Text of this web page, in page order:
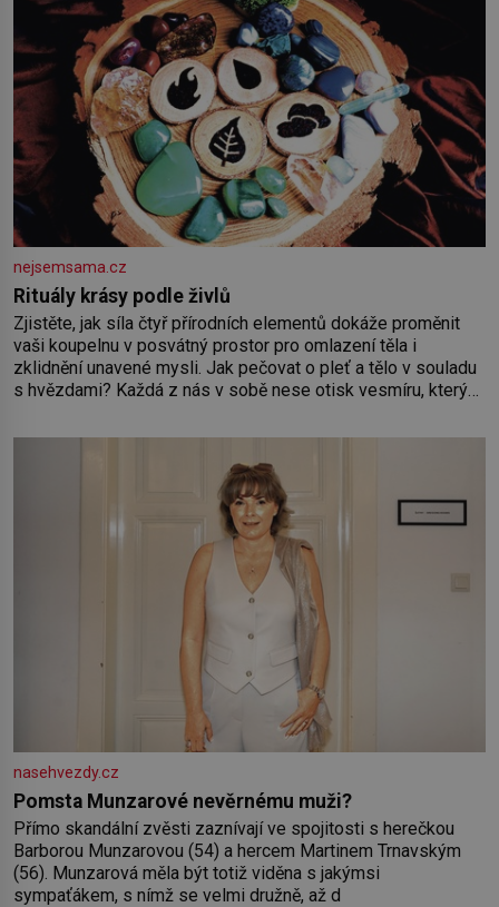
nejsemsama.cz
Rituály krásy podle živlů
Zjistěte, jak síla čtyř přírodních elementů dokáže proměnit
vaši koupelnu v posvátný prostor pro omlazení těla i
zklidnění unavené mysli. Jak pečovat o pleť a tělo v souladu
s hvězdami? Každá z nás v sobě nese otisk vesmíru, který
pokožky. Ohnivá znamení Ženy narozené ve znamení Berana,
nasehvezdy.cz
Pomsta Munzarové nevěrnému muži?
Přímo skandální zvěsti zaznívají ve spojitosti s herečkou
Barborou Munzarovou (54) a hercem Martinem Trnavským
(56). Munzarová měla být totiž viděna s jakýmsi
sympaťákem, s nímž se velmi družně, až d